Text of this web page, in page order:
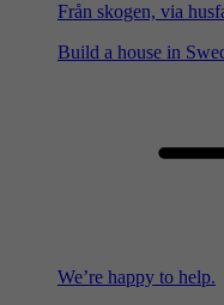
Från skogen, via
Build a house in
We’re happy to help.